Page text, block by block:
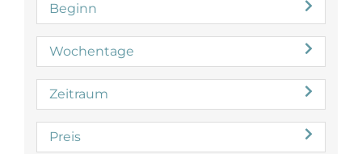
Beginn
Wochentage
Zeitraum
Preis